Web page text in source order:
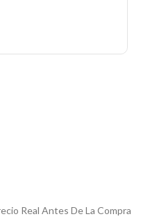
Real Antes De La Compra